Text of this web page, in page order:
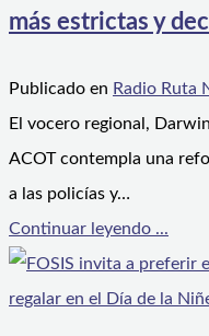
más estrictas y
Publicado en Radio Ruta
El vocero regional,
ACOT contempla una
a las policías y…
Continuar leyendo ...